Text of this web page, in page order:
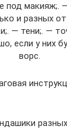
под макияж;.
и разных
— тени;. —
если у них
ворс.